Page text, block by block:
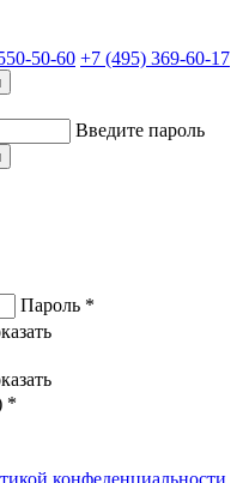
50-60 +7 (495) 369-60-17
Введите пароль
Пароль *
*